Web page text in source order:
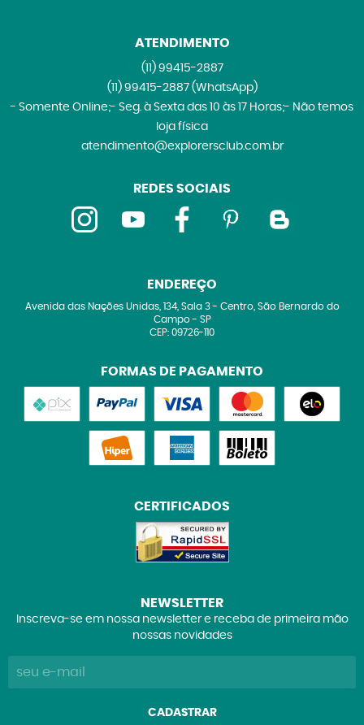
ATENDIMENTO
(11)99415-2887
(11)99415-2887 (WhatsApp)
- Somente Online;- Seg. à Sexta das 10 às 17 Horas;- Não temos
loja física
atendimento@explorersclub.com.br
REDES SOCIAIS
ENDEREÇO
Avenida das Nações Unidas, 134, Sala 3- Centro, São Bernardo do
Campo- SP
CEP: 09726-110
FORMAS DE PAGAMENTO
CERTIFICADOS
NEWSLETTER
Inscreva-se em nossa newsletter e receba de primeira mão
nossas novidades
CADASTRAR